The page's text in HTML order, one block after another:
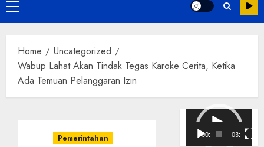
Primary
Menu
Home
Uncategorized
Wabup Lahat Akan Tindak Tegas Karoke Cerita, Ketika
Ada Temuan Pelanggaran Izin
Pemerintahan
Pemutar
Video
00:00 03:08